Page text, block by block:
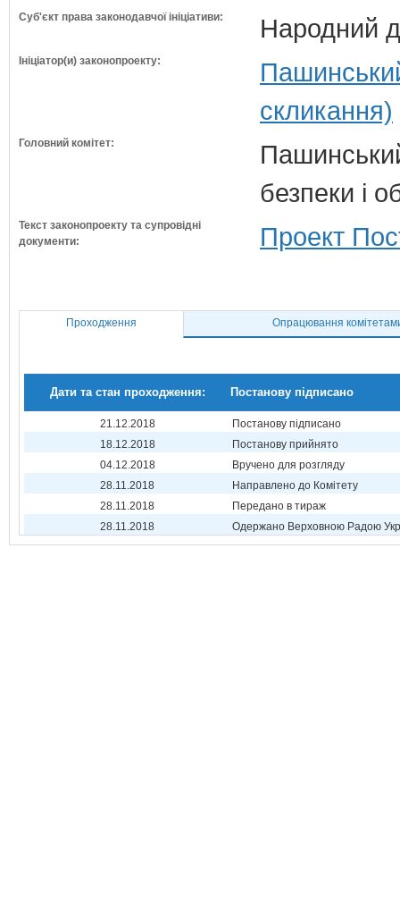
Суб'єкт права законодавчої ініціативи: Народний
Ініціатор(и) законопроекту:
скликання)
Головний комітет:
безпеки і
Текст законопроекту та супровідні
документи:
Проект
Проходження Опрацювання
Дати та стан проходження: Постанову підписано
21.12.2018
Постанову підписано
18.12.2018
Постанову прийнято
04.12.2018
Вручено для розгляду
28.11.2018
Направлено до Комітету
28.11.2018
Передано в тираж
28.11.2018
Одержано Верховною Радою